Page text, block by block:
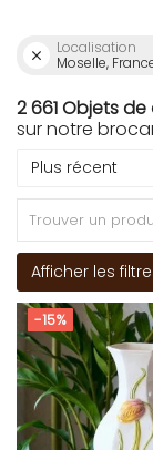
Localisation
Moselle,
2 661 Objets
sur notre
Plus récent
Afficher les
-15%